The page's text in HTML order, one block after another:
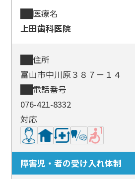
医療名
上田歯科医院
住所
富山市中川原３８７－１４
電話番号
076-421-8332
対応
障害児・者の受け入れ体制